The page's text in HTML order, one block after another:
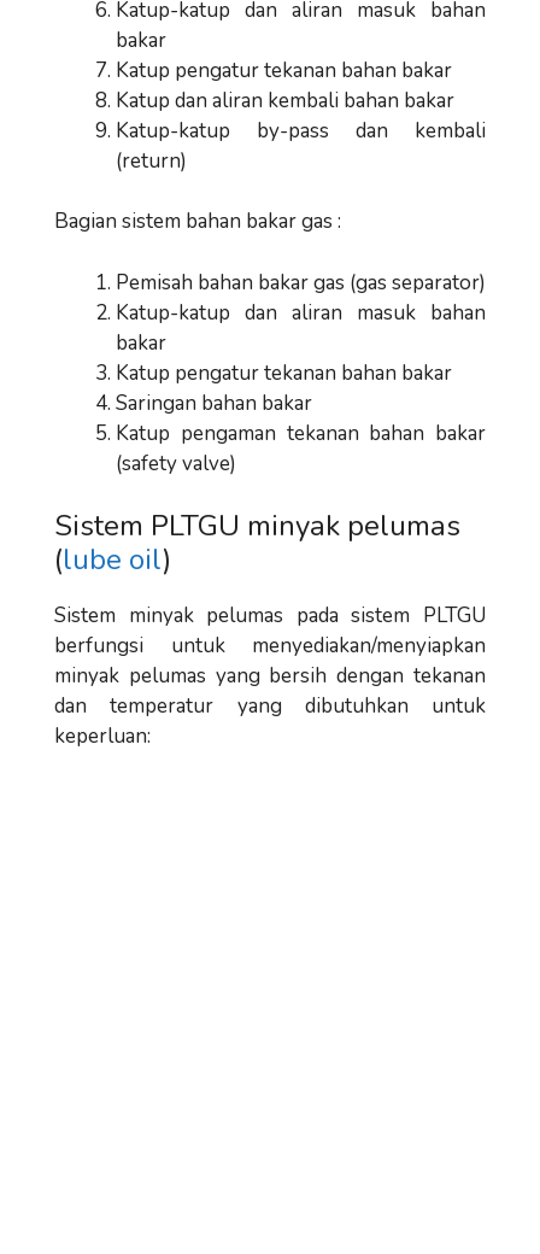
Katup-katup dan aliran masuk bahan
bakar
Katup pengatur tekanan bahan bakar
Katup dan aliran kembali bahan bakar
Katup-katup by-pass dan kembali
(return)
Bagian sistem bahan bakar gas :
Pemisah bahan bakar gas (gas separator)
Katup-katup dan aliran masuk bahan
bakar
Katup pengatur tekanan bahan bakar
Saringan bahan bakar
Katup pengaman tekanan bahan bakar
(safety valve)
Sistem PLTGU minyak pelumas
(lube oil)
Sistem minyak pelumas pada sistem PLTGU
berfungsi untuk menyediakan/menyiapkan
minyak pelumas yang bersih dengan tekanan
dan temperatur yang dibutuhkan untuk
keperluan: